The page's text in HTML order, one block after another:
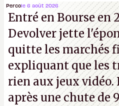
la mort judiciaires pour
strike à tour de bras,
d'étaler sa confiture
souvenirs d'enfance.P.
Percole 6 août 2026
Entré en Bourse en
Devolver jette
quitte les marchés
expliquant que les
rien aux jeux vidéo.
après une chute de